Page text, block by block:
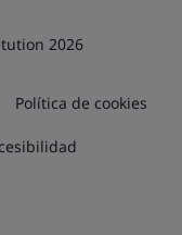
2026
Política de cookies